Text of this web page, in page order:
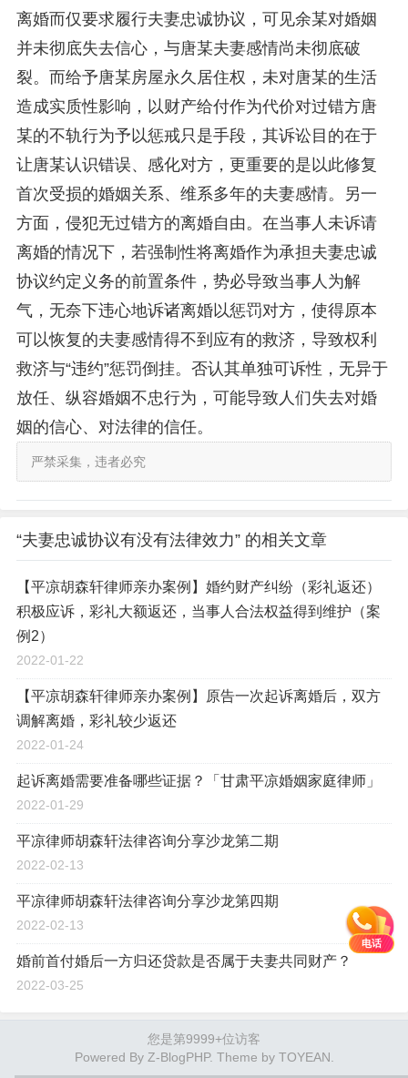
离婚而仅要求履行夫妻忠诚协议，可见余某对婚姻
并未彻底失去信心，与唐某夫妻感情尚未彻底破
裂。而给予唐某房屋永久居住权，未对唐某的生活
造成实质性影响，以财产给付作为代价对过错方唐
某的不轨行为予以惩戒只是手段，其诉讼目的在于
让唐某认识错误、感化对方，更重要的是以此修复
首次受损的婚姻关系、维系多年的夫妻感情。另一
方面，侵犯无过错方的离婚自由。在当事人未诉请
离婚的情况下，若强制性将离婚作为承担夫妻忠诚
协议约定义务的前置条件，势必导致当事人为解
气，无奈下违心地诉诸离婚以惩罚对方，使得原本
可以恢复的夫妻感情得不到应有的救济，导致权利
救济与“违约”惩罚倒挂。否认其单独可诉性，无异于
放任、纵容婚姻不忠行为，可能导致人们失去对婚
姻的信心、对法律的信任。
严禁采集，违者必究
“夫妻忠诚协议有没有法律效力” 的相关文章
【平凉胡森轩律师亲办案例】婚约财产纠纷（彩礼返还）
积极应诉，彩礼大额返还，当事人合法权益得到维护（案
例2）
2022-01-22
【平凉胡森轩律师亲办案例】原告一次起诉离婚后，双方
调解离婚，彩礼较少返还
2022-01-24
起诉离婚需要准备哪些证据？「甘肃平凉婚姻家庭律师」
2022-01-29
平凉律师胡森轩法律咨询分享沙龙第二期
2022-02-13
平凉律师胡森轩法律咨询分享沙龙第四期
2022-02-13
婚前首付婚后一方归还贷款是否属于夫妻共同财产？
2022-03-25
您是第9999+位访客
Powered By Z-BlogPHP. Theme by TOYEAN
电话